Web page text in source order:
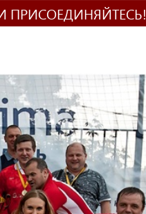
ПРИСОЕДИНЯЙТЕСЬ!